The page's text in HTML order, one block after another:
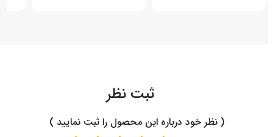
ثبت نظر
( نظر خود درباره این محصول را ثبت نمایید )